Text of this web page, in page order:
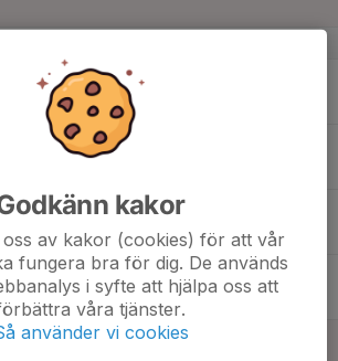
Konstgräs
Konstgräs
kakor
av kakor (cookies) för att vår
fungera bra för dig. De används
i syfte att hjälpa oss att
våra tjänster.
använder vi cookies